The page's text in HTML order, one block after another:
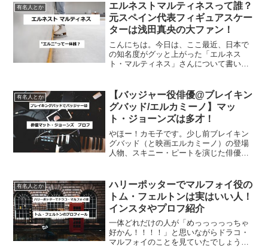
有名人とか
エルネストマルティネスって誰？
元スペイン代表フィギュアスケー
ターは浅田真央の大ファン！
こんにちは。今日は、ここ最近、日本で
の知名度がグッと上がった「エルネス
ト・マルティネス」さんについて書いて
エルネスト・マルティネス（エルニ）出
身：スペイン マドリード生...
有名人とか
【バッジャー役俳優@ブレイキン
グバッド/エルカミーノ】マッ
ト・ジョーンズは多才！
やほー！カモ子です。少し前ブレイキン
グバッド（と映画エルカミーノ）の登場
人物、スキニー・ピートを演じた俳優さ
ジョーンズについて書いてみようと思い
ます。（私、個人的にブレイ...
有名人とか
ハリーポッターでマルフォイ役の
トム・フェルトンは実はいい人！
インスタやプロフ紹介
一体どれだけの人が「めっっっっっちゃ
好かん！！！！」と思いながらドラコ・
マルフォイのことを見ていたでしょう